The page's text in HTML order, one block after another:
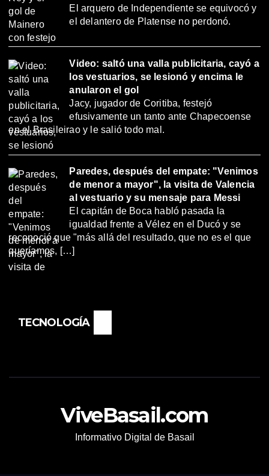
El arquero de Independiente se equivocó y
el delantero de Platense no perdonó.
Video: saltó una valla publicitaria, cayó a
los vestuarios, se lesionó y encima le
anularon el gol
Jacy, jugador de Coritiba, festejó
efusivamente un tanto ante Chapecoense
en el Brasileirao y le salió todo mal.
Paredes, después del empate: "Venimos
de menor a mayor", la visita de Valencia
al vestuario y su mensaje para Messi
El capitán de Boca habló pasada la
igualdad frente a Vélez en el Ducó y se
reconoció que "más allá del resultado, que no es el que
queríamos, […]
TECNOLOGÍA
ViveBasail.com
Informativo Digital de Basail